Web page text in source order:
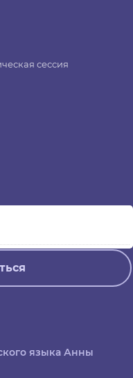
сессия
языка Анны